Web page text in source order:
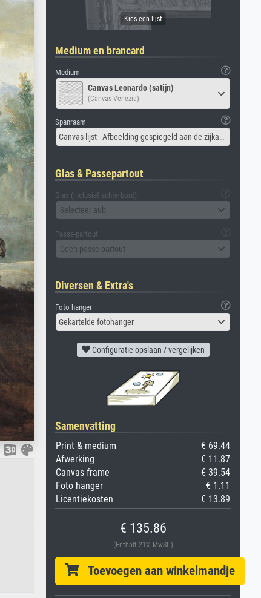
Medium en brancard
Medium
Canvas Leonardo (satijn)
(Canvas Venezia)
Spanraam
Canvas lijst - Afbeelding gespiegeld aan de zijkant
Glas & Passepartout
Glas (inclusief achterbord)
Selecteer aub
Passe-partout
Geen passe-partout
Diversen & Extra's
Foto hanger
Gekartelde fotohanger
Configuratie opslaan / vergelijken
Samenvatting
Print & medium
€ 69.44
Afwerking
€ 11.87
Canvas frame
€ 39.54
Foto hanger
€ 1.11
Licentiekosten
€ 13.89
€ 135.86
(Enthält 21% MwSt.)
Toevoegen aan winkelmandje